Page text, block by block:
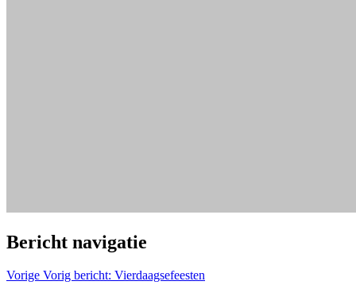
Bericht navigatie
Vorige Vorig bericht: Vierdaagsefeesten